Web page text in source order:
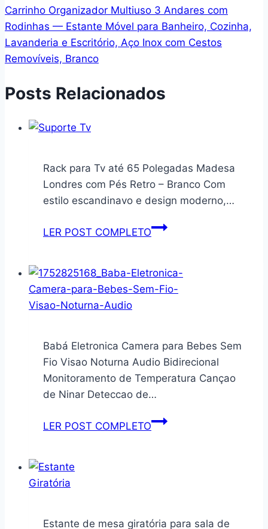
Carrinho Organizador Multiuso 3 Andares com
Rodinhas — Estante Móvel para Banheiro, Cozinha,
Lavanderia e Escritório, Aço Inox com Cestos
Removíveis, Branco
Posts Relacionados
Rack para Tv até 65 Polegadas Madesa
Londres com Pés Retro – Branco Com
estilo escandinavo e design moderno,…
LER POST COMPLETORack
até
65
Londres
com
Retro
Branco
Babá Eletronica Camera para Bebes Sem
Fio Visao Noturna Audio Bidirecional
Monitoramento de Temperatura Cançao
de Ninar Deteccao de…
LER POST COMPLETOBabá
Fio
Estante de mesa giratória para sala de